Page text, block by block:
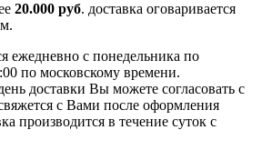
20.000 руб. доставка оговаривается
ежедневно с понедельника по
по московскому времени.
доставки Вы можете согласовать с
с Вами после оформления
производится в течение суток с